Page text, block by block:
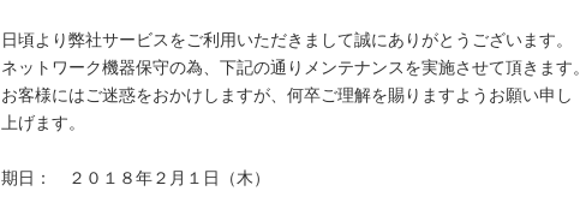
日頃より弊社サービスをご利用いただきまして誠にありがとうございます。
ネットワーク機器保守の為、下記の通りメンテナンスを実施させて頂きます。
お客様にはご迷惑をおかけしますが、何卒ご理解を賜りますようお願い申し
上げます。
期日：　２０１８年２月１日（木）